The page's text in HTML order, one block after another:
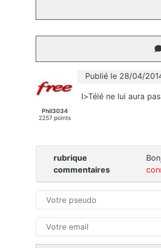
Phil3034
2257 points
Publié le 28/04/
I>Télé ne lui aura
rubrique
commentaires